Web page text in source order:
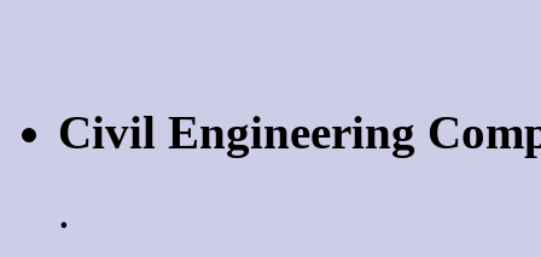
Civil Engineering
.